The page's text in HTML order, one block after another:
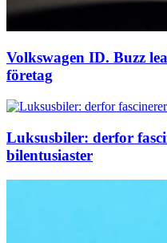
Volkswagen ID. Buzz
företag
Luksusbiler: derfor
bilentusiaster